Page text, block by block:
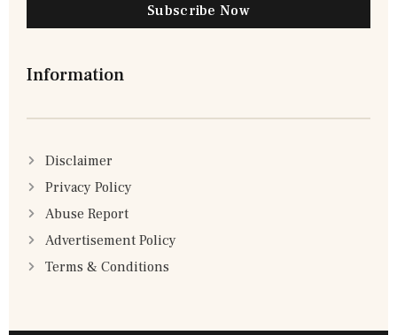
Subscribe Now
Information
Disclaimer
Privacy Policy
Abuse Report
Advertisement Policy
Terms & Conditions